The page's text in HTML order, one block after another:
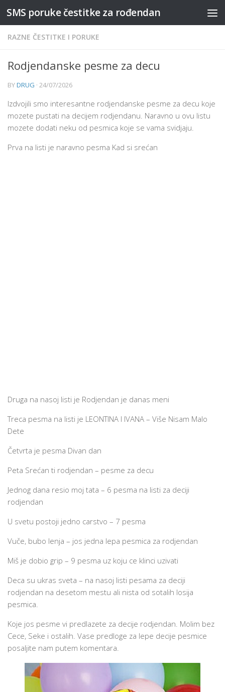
Skip to content
SMS poruke čestitke za rođendan
RAZNE ČESTITKE I PORUKE
Rodjendanske pesme za decu
BYDRUG · 24/07/2026
Izdvojili smo interesantne rodjendanske pesme za decu koje
mozete pustati na decijem rodjendanu. Naravno u ovu listu
mozete dodati neku od pesmica koje se vama svidjaju.
Prva na listi je naravno pesma Kad si srećan
Druga na nasoj listi je Rodjendan je danas meni
Treca pesma na listi je LEONTINA I IVANA – Više Nisam Malo
Dete
Četvrta je pesma Divan dan
Peta Srećan ti rodjendan – pesme za decu
Jednog dana resio moj tata – 6 pesma na listi za deciji
rodjendan
U svetu postoji jedno carstvo – 7 pesma
Vuče, bubo lenja – jos jedna lepa pesmica za rodjendan
Miš je dobio grip – 9 pesma uz koju ce klinci uzivati
Deca su ukras sveta – na nasoj listi pesama za deciji
rodjendan na desetom mestu ali nista od sotalih losija
pesmica.
Koje jos pesme vi predlazete za decije rodjendan. Molim bez
Cece, Seke i ostalih. Vase predloge za lepe decije pesmice
posaljite nam putem komentara.